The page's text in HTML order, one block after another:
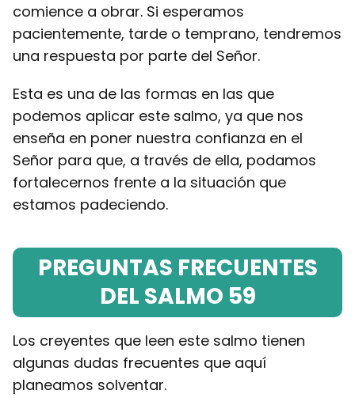
comience a obrar. Si esperamos
pacientemente, tarde o temprano, tendremos
una respuesta por parte del Señor.
Esta es una de las formas en las que
podemos aplicar este salmo, ya que nos
enseña en poner nuestra confianza en el
Señor para que, a través de ella, podamos
fortalecernos frente a la situación que
estamos padeciendo.
PREGUNTAS FRECUENTES
DEL SALMO 59
Los creyentes que leen este salmo tienen
algunas dudas frecuentes que aquí
planeamos solventar.